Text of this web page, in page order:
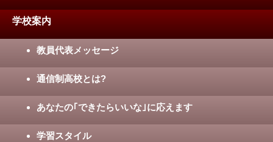
学校案内
教員代表メッセージ
通信制高校とは?
あなたの｢できたらいいな｣に応えます
学習スタイル